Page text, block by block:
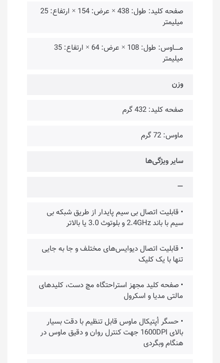
صفحه کلید: طول: 438 × عرض: 154 × ارتفاع: 25
میلیمتر
مـــــاوس: طول: 108 × عرض: 64 × ارتفاع: 35
میلیمتر
وزن
صفحه کلید: 432 گرم
ماوس: 72 گرم
سایر ویژگی‌ها
—
• قابلیت اتصال بی سیم پایدار از طریق شبکه بی
سیم با باند 2.4GHz و بلوتوث 3.0 یا بالاتر
• قابلیت اتصال دیوایس‌های مختلف و جا به جایی
تنها با یک کلیک
• صفحه کلید مجهز استراحتگاه مچ دست، کلیدهای
مالتی مدیا و اسکرول
• حسگر اُپتیکال ماوس قابل تنظیم با دقت بسیار
بالای 1600DPI جهت کنترل روان و دقیق ماوس در
هنگام وبگردی